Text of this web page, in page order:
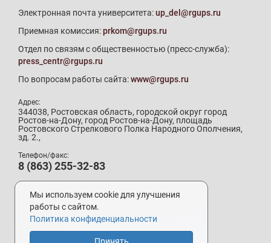
Электронная почта университета:up_del@rgups.ru
Приемная комиссия:prkom@rgups.ru
Отдел по связям с общественностью (пресс-служба):
press_centr@rgups.ru
По вопросам работы сайта:www@rgups.ru
Адрес:
344038, Ростовская область, городской округ город
Ростов-на-Дону, город Ростов-на-Дону, площадь
Ростовского Стрелкового Полка Народного Ополчения,
зд. 2.,
Телефон/факс:
8 (863) 255-32-83
Телефон приемной комиссии:
8 (800) 707-19-29
8 (863) 272-64-88
Мы используем cookie для улучшения
работы с сайтом.
Политика конфиденциальности